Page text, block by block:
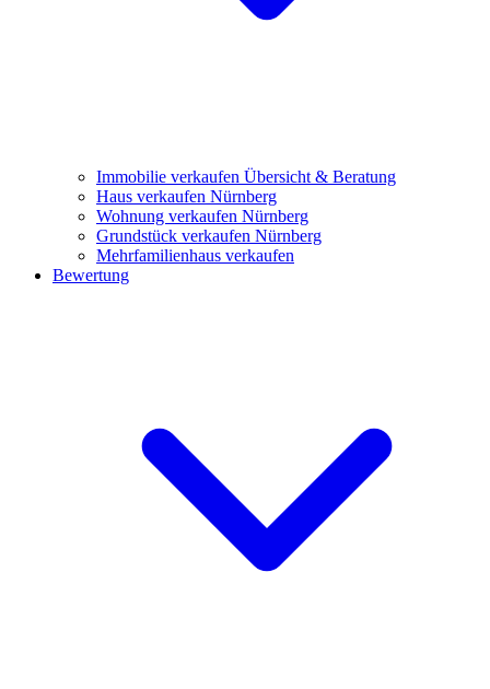
Immobilie verkaufen Übersicht & Beratung
Haus verkaufen Nürnberg
Wohnung verkaufen Nürnberg
Grundstück verkaufen Nürnberg
Mehrfamilienhaus verkaufen
Bewertung